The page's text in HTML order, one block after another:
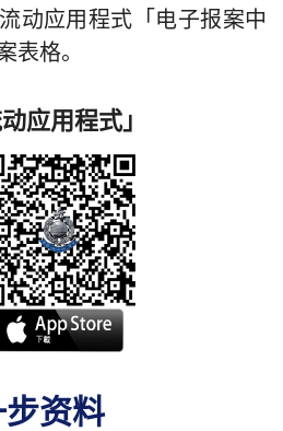
动应用程式「电子报案中
表格。
应用程式」
资料